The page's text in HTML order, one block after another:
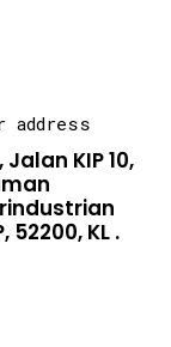
address
Jalan KIP 10,
52200, KL .